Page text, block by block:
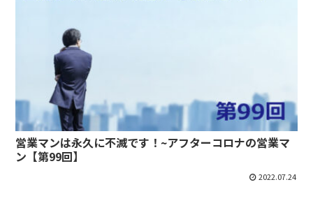
営業マンは永久に不滅です！~アフターコロナの営業マ
ン【第99回】
2022.07.24